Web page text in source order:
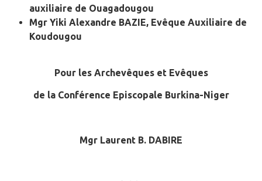
auxiliaire de Ouagadougou
Mgr Yiki Alexandre BAZIE, Evêque Auxiliaire de
Koudougou
Pour les Archevêques et Evêques
de la Conférence Episcopale Burkina-Niger
Mgr Laurent B. DABIRE